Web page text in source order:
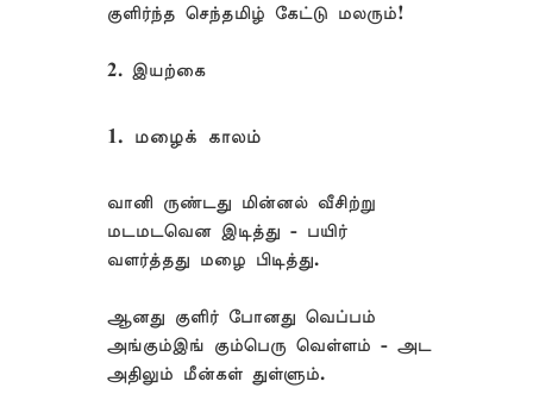
குளிர்ந்த செந்தமிழ் கேட்டு மலரும்!
2. இயற்கை
1. மழைக் காலம்
வானி ருண்டது மின்னல் வீசிற்று
மடமடவென இடித்து - பயிர்
வளர்த்தது மழை பிடித்து.
ஆனது குளிர் போனது வெப்பம்
அங்கும்இங் கும்பெரு வெள்ளம் - அட
அதிலும் மீன்கள் துள்ளும்.